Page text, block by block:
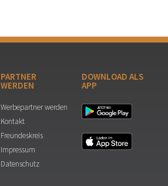
PARTNER
WERDEN
Werbepartner werden
Kontakt
Freundeskreis
Impressum
Datenschutz
DOWNLOAD ALS
APP